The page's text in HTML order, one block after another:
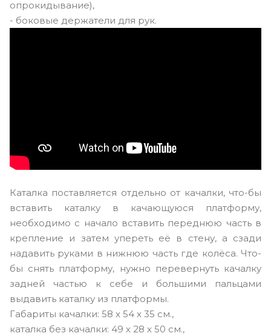
опрокидывание),
- боковые держатели для рук.
Каталка поставляется отдельно от качалки, что-бы
вставить каталку в качающуюся платформу,
необходимо с начало вставить переднюю часть в
крепление и затем упереть её в стену, а сзади
надавить руками в нижнюю часть где колёса. Что-
бы снять платформу, нужно перевернуть качалку
задней частью к себе и большими пальцами
выдавить каталку из платформы.
Габариты качалки: 58 х 54 х 35 см.,
каталка без качалки: 49 х 28 х 50 см.,